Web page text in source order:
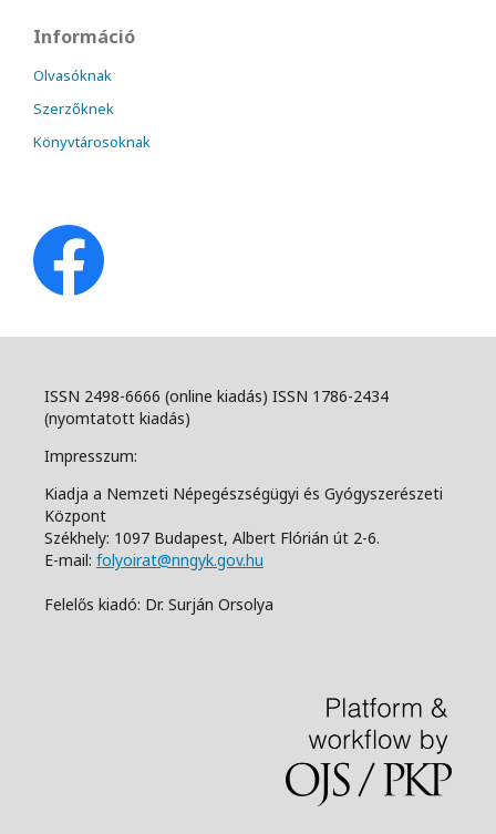
Információ
Olvasóknak
Szerzőknek
Könyvtárosoknak
ISSN 2498-6666 (online kiadás) ISSN 1786-2434
(nyomtatott kiadás)
Impresszum:
Kiadja a Nemzeti Népegészségügyi és Gyógyszerészeti
Központ
Székhely: 1097 Budapest, Albert Flórián út 2-6.
E-mail: folyoirat@nngyk.gov.hu
Felelős kiadó: Dr. Surján Orsolya